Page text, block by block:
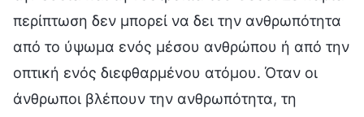
περίπτωση δεν μπορεί να δει την ανθρωπότητα
από το ύψωμα ενός μέσου ανθρώπου ή από την
οπτική ενός διεφθαρμένου ατόμου. Όταν οι
άνθρωποι βλέπουν την ανθρωπότητα, τη